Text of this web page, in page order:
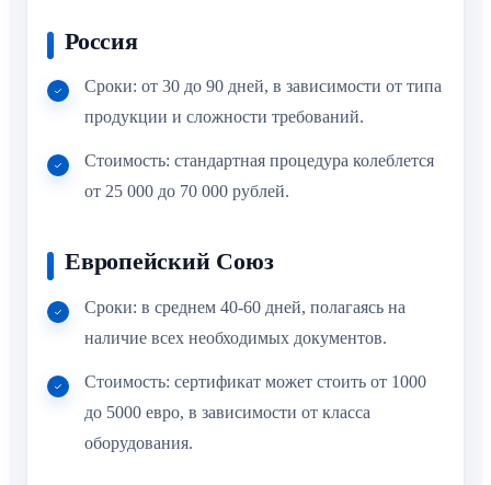
Россия
Сроки: от 30 до 90 дней, в зависимости от типа
продукции и сложности требований.
Стоимость: стандартная процедура колеблется
от 25 000 до 70 000 рублей.
Европейский Союз
Сроки: в среднем 40-60 дней, полагаясь на
наличие всех необходимых документов.
Стоимость: сертификат может стоить от 1000
до 5000 евро, в зависимости от класса
оборудования.